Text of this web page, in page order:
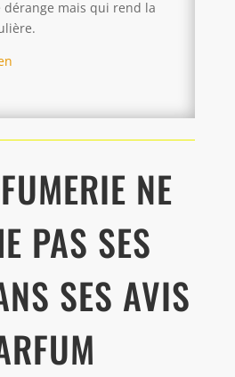
mais qui rend la
NE
PAS SES
SES AVIS